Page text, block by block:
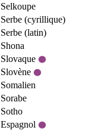
Selkoupe
Serbe (cyrillique)
Serbe (latin)
Shona
Slovaque
Slovène
Somalien
Sorabe
Sotho
Espagnol